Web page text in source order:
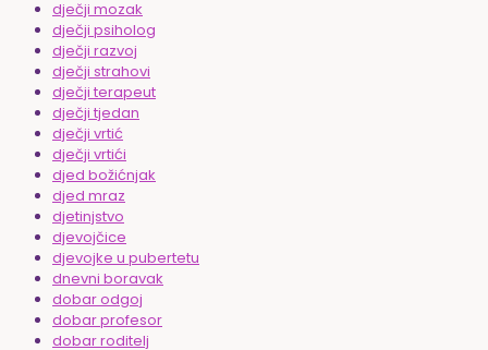
dječji mozak
dječji psiholog
dječji razvoj
dječji strahovi
dječji terapeut
dječji tjedan
dječji vrtić
dječji vrtići
djed božićnjak
djed mraz
djetinjstvo
djevojčice
djevojke u pubertetu
dnevni boravak
dobar odgoj
dobar profesor
dobar roditelj